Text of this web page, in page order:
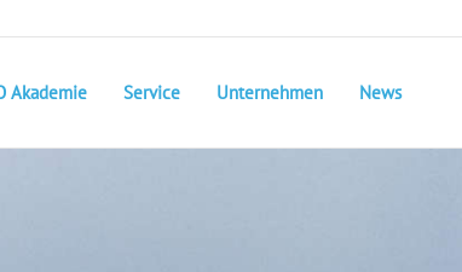
Akademie Service Unternehmen News